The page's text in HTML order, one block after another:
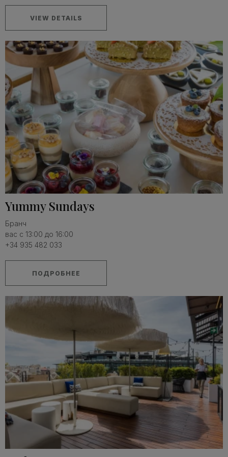
VIEW DETAILS
Yummy Sundays
Бранч
вас с 13:00 до 16:00
+34 935 482 033
ПОДРОБНЕЕ